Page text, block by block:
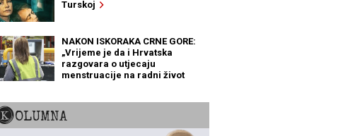
Turskoj
NAKON ISKORAKA CRNE GORE:
„Vrijeme je da i Hrvatska
razgovara o utjecaju
menstruacije na radni život
KOLUMNA